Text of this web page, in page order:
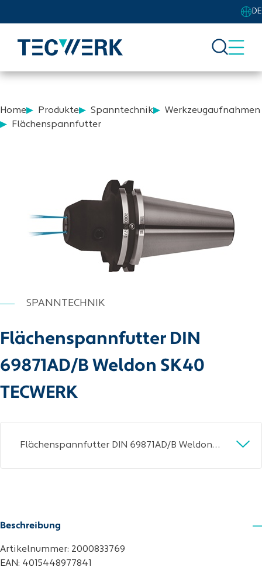
DE
Home Produkte Spanntechnik
Werkzeugaufnahmen
Flächenspannfutter
SPANNTECHNIK
Flächenspannfutter DIN
69871AD/B Weldon SK40
TECWERK
Flächenspannfutter DIN 69871AD/B Weldon Spann-D.6mm SK40 A.-L.50mm TECWERK
Beschreibung
Artikelnummer: 2000833769
EAN: 4015448977841